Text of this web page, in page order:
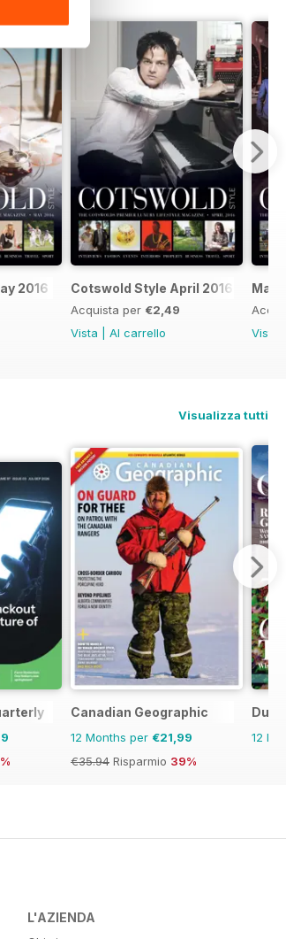
2016 Cotswold Style April 2016
Acquista per €2,49
Vista
Al carrello
Mar-
Vista
Visualizza tutti
Canadian Geographic
12 Months per €21,99
€35.94 Risparmio 39%
12
L'AZIENDA